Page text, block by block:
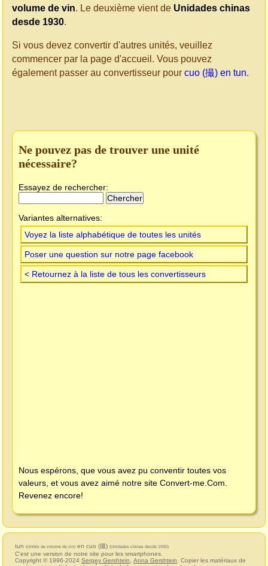
volume de vin. Le deuxième vient de Unidades chinas
desde 1930.
Si vous devez convertir d'autres unités, veuillez
commencer par la page d'accueil. Vous pouvez
également passer au convertisseur pour cuo (撮) en tun.
Ne pouvez pas de trouver une unité
nécessaire?
Essayez de rechercher:
Variantes alternatives:
Voyez la liste alphabétique de toutes les unités
Poser une question sur notre page facebook
< Retournez à la liste de tous les convertisseurs
Nous espérons, que vous avez pu conventir toutes vos
valeurs, et vous avez aimé notre site Convert-me.Com
Revenez encore!
tun (Unités de volume de vin) en cuo (撮) (Unidades chinas desde 1930)
C'est une version de notre site pour les smartphones.
Copyright © 1996-2024 Sergey Gershtein Anna Gershtein . Copier les matériaux de